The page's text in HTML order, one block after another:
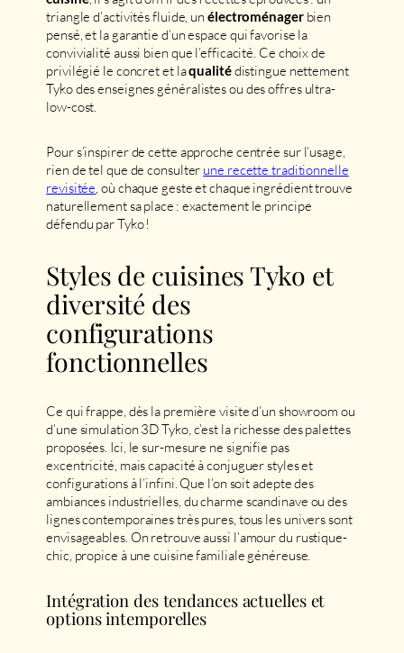
triangle d’activités fluide, un électroménagerbien
pensé, et la garantie d’un espace qui favorise la
convivialité aussi bien que l’efficacité. Ce choix de
privilégié le concret et laqualitédistingue nettement
Tyko des enseignes généralistes ou des offres ultra-
low-cost.
Pour s’inspirer de cette approche centrée sur l’usage,
rien de tel que de consulter une recette traditionnelle
revisitée , où chaque geste et chaque ingrédient trouve
naturellement sa place : exactement le principe
défendu par Tyko !
Styles de cuisines Tyko et
diversité des
configurations
fonctionnelles
Ce qui frappe, dès la première visite d’un showroom ou
d’une simulation 3D Tyko, c’est la richesse des palettes
proposées. Ici, le sur-mesure ne signifie pas
excentricité, mais capacité à conjuguer styles et
configurations à l’infini. Que l’on soit adepte des
ambiances industrielles, du charme scandinave ou des
lignes contemporaines très pures, tous les univers sont
envisageables. On retrouve aussi l’amour du rustique-
chic, propice à une cuisine familiale généreuse.
Intégration des tendances actuelles et
options intemporelles